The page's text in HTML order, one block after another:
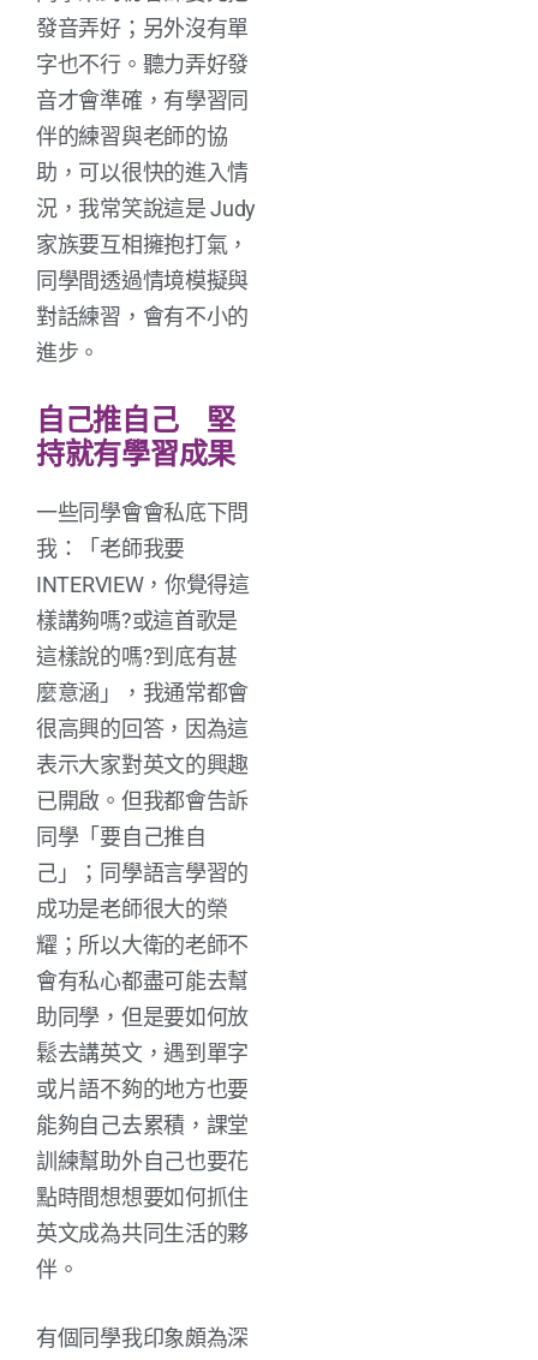
發音弄好；另外沒有單
字也不行。聽力弄好發
音才會準確，有學習同
伴的練習與老師的協
助，可以很快的進入情
況，我常笑說這是 Judy
家族要互相擁抱打氣，
同學間透過情境模擬與
對話練習，會有不小的
進步。
自己推自己 堅
持就有學習成果
一些同學會會私底下問
我：「老師我要
INTERVIEW，你覺得這
樣講夠嗎?或這首歌是
這樣說的嗎?到底有甚
麼意涵」，我通常都會
很高興的回答，因為這
表示大家對英文的興趣
已開啟。但我都會告訴
同學「要自己推自
己」；同學語言學習的
成功是老師很大的榮
耀；所以大衛的老師不
會有私心都盡可能去幫
助同學，但是要如何放
鬆去講英文，遇到單字
或片語不夠的地方也要
能夠自己去累積，課堂
訓練幫助外自己也要花
點時間想想要如何抓住
英文成為共同生活的夥
伴。
有個同學我印象頗為深